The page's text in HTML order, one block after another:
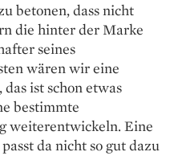
betonen, dass nicht
die hinter der Marke
seines
wären wir eine
ist schon etwas
bestimmte
weiterentwickeln. Eine
da nicht so gut dazu